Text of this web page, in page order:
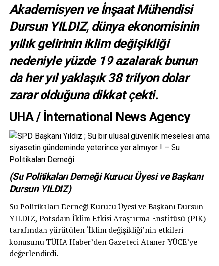
Akademisyen ve İnşaat Mühendisi
Dursun YILDIZ, dünya ekonomisinin
yıllık gelirinin iklim değişikliği
nedeniyle yüzde 19 azalarak bunun
da her yıl yaklaşık 38 trilyon dolar
zarar olduğuna dikkat çekti.
UHA / İnternational News Agency
(Su Politikaları Derneği Kurucu Üyesi ve Başkanı
Dursun YILDIZ)
Su Politikaları Derneği Kurucu Üyesi ve Başkanı Dursun
YILDIZ, Potsdam İklim Etkisi Araştırma Enstitüsü (PIK)
tarafından yürütülen ‘İklim değişikliği’nin etkileri
konusunu TÜHA Haber’den Gazeteci Ataner YÜCE’ye
değerlendirdi.